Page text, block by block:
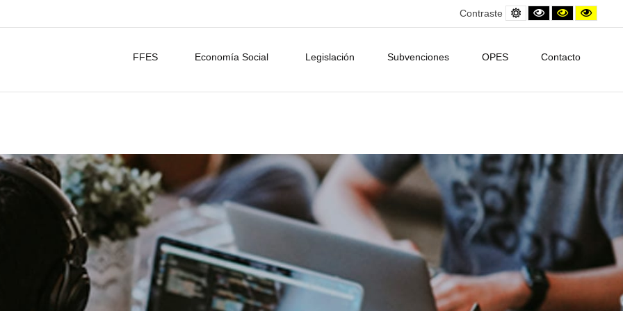
Contraste
Default
contrast
Black
and
Contraste
amarillo/
FFES Economía Social Legislación Subvenciones OPES Contacto